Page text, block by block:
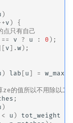
)
v )
{
只有自己
== v ? u : 0 );
v ].w );
) lab [ u ] = w_max
的值所以不用除以二
;
)
< u ) tot_weight